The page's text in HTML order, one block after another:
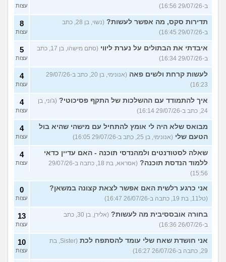
ב-29/07/26 16:56) עצות
תדירות סקס, מה אפשר לעשות?
(נשוי, בן 28, כתב
ב-29/07/26 16:45)
8
עצות
איבדתי את הבתולים על נערת ליווי
(סתם מישהו, בן 17, כתב
ב-29/07/26 16:34)
5
עצות
לעשות קרחת ולשים פאה
(אנונימי, בן 20, כתב ב-29/07/26
16:23)
4
עצות
איך להתמודד עם ההשלכות של התקף פסיכוטי? (ג'וני, בן
24, כתב ב-29/07/26 16:14)
4
עצות
מבואס שלא היה לי אומץ להתחיל עם מישהי שהיא בול
הטעם שלי (אנונימי, בן 25, כתב ב-29/07/26 16:05)
4
עצות
שאלה לסטודנטים ולמהנדסי תוכנה - האם עדיין כדאי
ללמוד הנדסת תוכנה?
(אסראא, בת 18, כתבה ב-29/07/26
15:56)
4
עצות
אני כרגע רלשית האם אפשר לצאת קצונה במשאן?
(טל11, בת 19, כתבה ב-26/07/26 16:47)
0
עצות
בחורה אובססיבית מה לעשות?
(אלירן, בן 30, כתב
ב-26/07/26 16:36)
13
עצות
אני חושדת שאח שלי עומד להסתפח לכת
(Sister, בת
29, כתבה ב-26/07/26 16:27)
10
עצות